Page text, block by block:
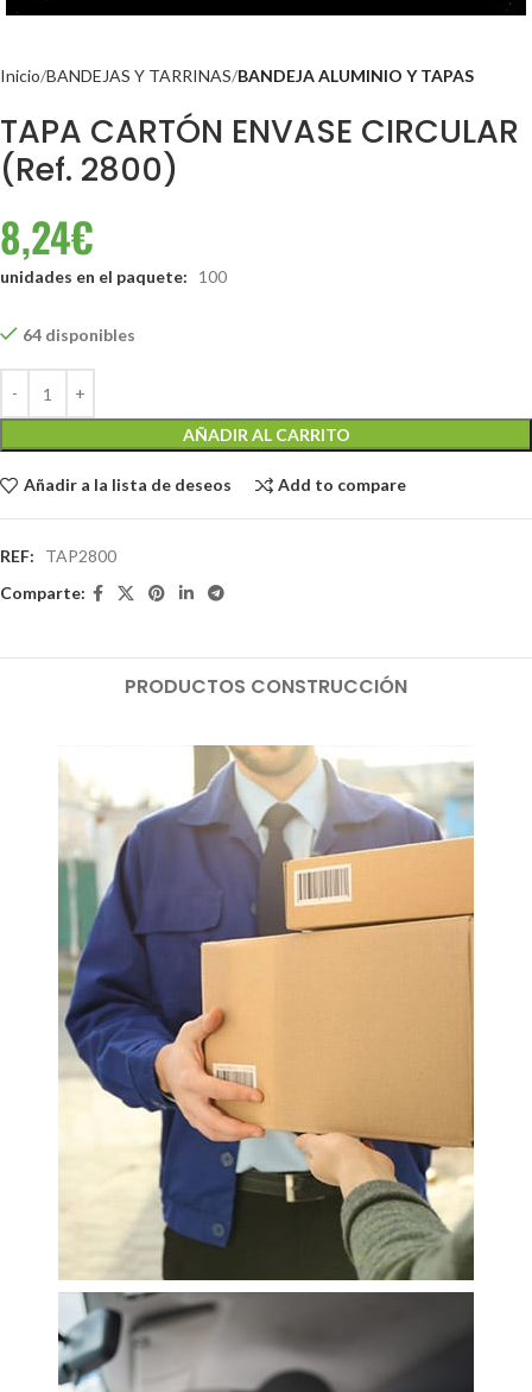
Inicio BANDEJAS Y TARRINAS BANDEJA ALUMINIO Y TAPAS
TAPA CARTÓN ENVASE CIRCULAR
(Ref. 2800)
8,24€
unidades en el paquete: 100
64 disponibles
AÑADIR AL CARRITO
Añadir a la lista de deseos Add to compare
REF:
TAP2800
Comparte:
PRODUCTOS CONSTRUCCIÓN